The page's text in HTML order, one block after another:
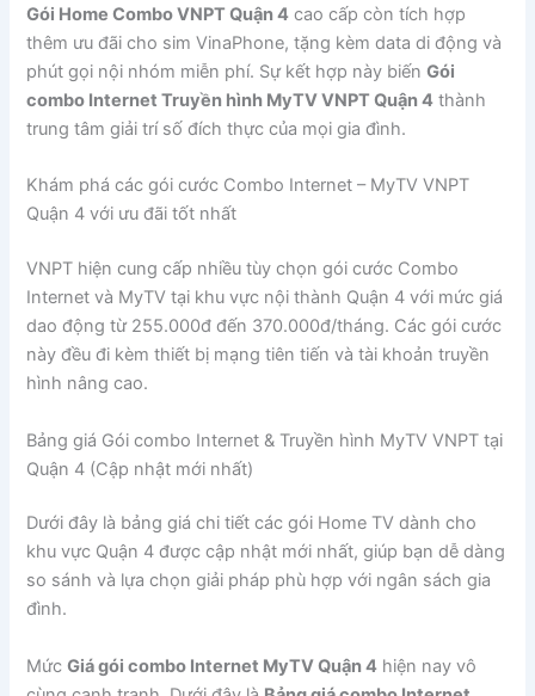
Gói Home Combo VNPT Quận 4 cao cấp còn tích hợp
thêm ưu đãi cho sim VinaPhone, tặng kèm data di động và
phút gọi nội nhóm miễn phí. Sự kết hợp này biếnGói
combo Internet Truyền hình MyTV VNPT Quận 4 thành
trung tâm giải trí số đích thực của mọi gia đình.
Khám phá các gói cước Combo Internet – MyTV VNPT
Quận 4 với ưu đãi tốt nhất
VNPT hiện cung cấp nhiều tùy chọn gói cước Combo
Internet và MyTV tại khu vực nội thành Quận 4 với mức giá
dao động từ 255.000đ đến 370.000đ/tháng. Các gói cước
này đều đi kèm thiết bị mạng tiên tiến và tài khoản truyền
hình nâng cao.
Bảng giá Gói combo Internet & Truyền hình MyTV VNPT tại
Quận 4 (Cập nhật mới nhất)
Dưới đây là bảng giá chi tiết các gói Home TV dành cho
khu vực Quận 4 được cập nhật mới nhất, giúp bạn dễ dàng
so sánh và lựa chọn giải pháp phù hợp với ngân sách gia
đình.
MứcGiá gói combo Internet MyTV Quận 4 hiện nay vô